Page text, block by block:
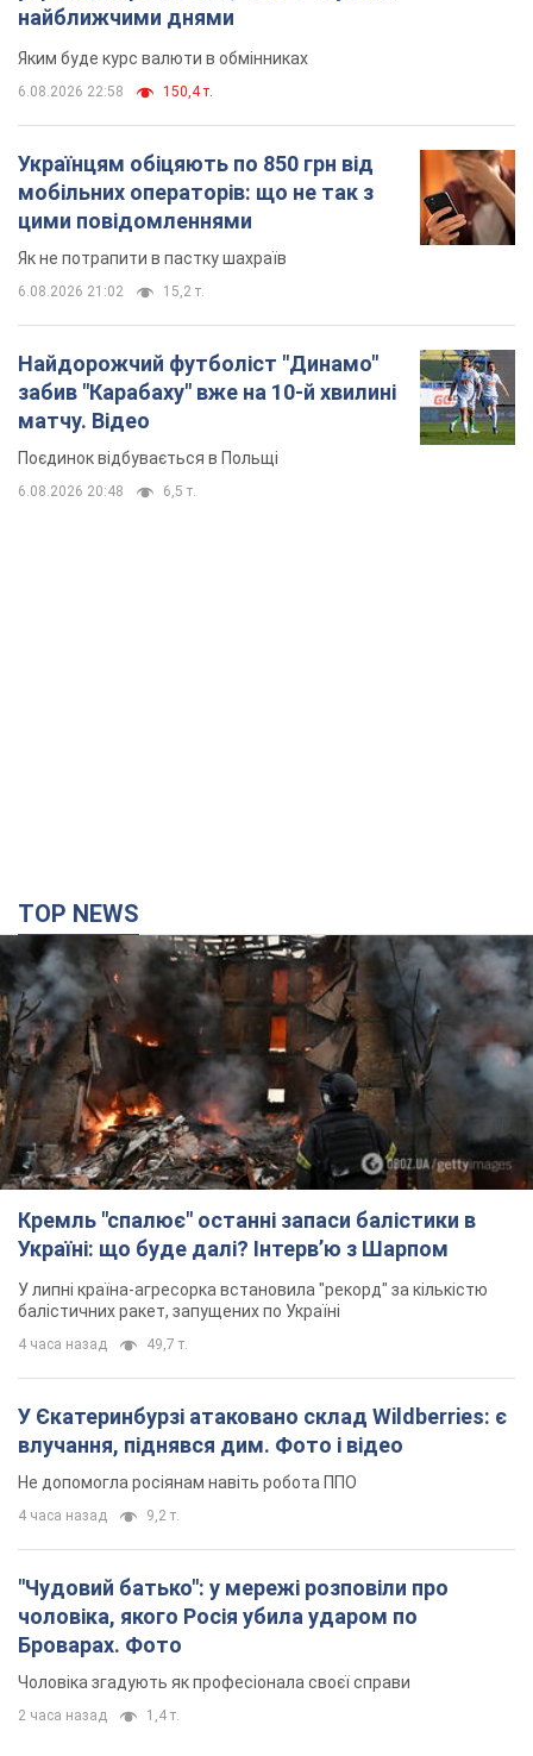
найближчими днями
Яким буде курс валюти в обмінниках
6.08.2026 22:58 150,4 т.
Українцям обіцяють по 850 грн від
мобільних операторів: що не так з
цими повідомленнями
Як не потрапити в пастку шахраїв
6.08.2026 21:02 15,2 т.
Найдорожчий футболіст "Динамо"
забив "Карабаху" вже на 10-й хвилині
матчу. Відео
Поєдинок відбувається в Польщі
6.08.2026 20:48 6,5 т.
TOP NEWS
Кремль "спалює" останні запаси балістики в
Україні: що буде далі? Інтерв’ю з Шарпом
У липні країна-агресорка встановила "рекорд" за кількістю
балістичних ракет, запущених по Україні
4 часа назад 49,7 т.
У Єкатеринбурзі атаковано склад Wildberries: є
влучання, піднявся дим. Фото і відео
Не допомогла росіянам навіть робота ППО
4 часа назад 9,2 т.
"Чудовий батько": у мережі розповіли про
чоловіка, якого Росія убила ударом по
Броварах. Фото
Чоловіка згадують як професіонала своєї справи
2 часа назад 1,4 т.